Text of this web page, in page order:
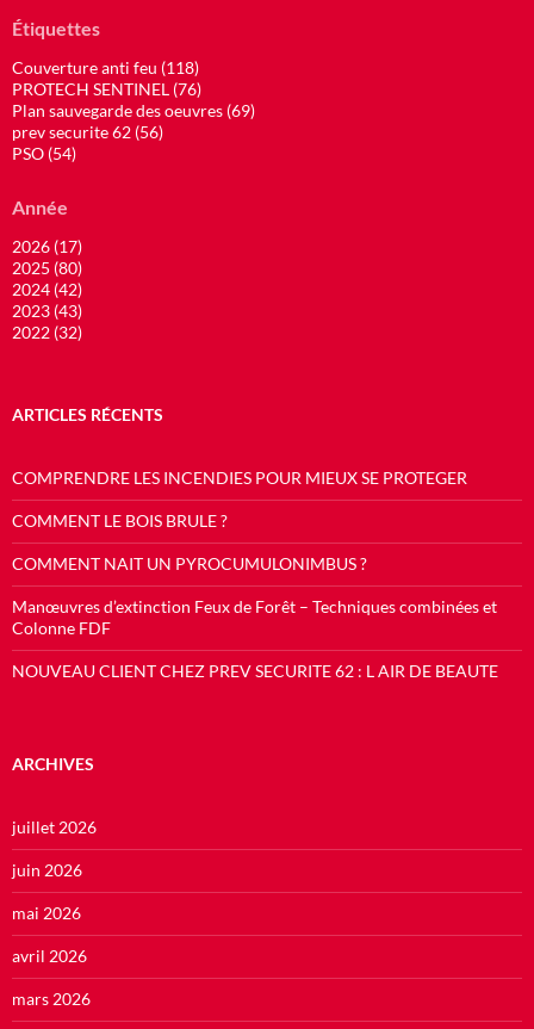
Étiquettes
Couverture anti feu (118)
PROTECH SENTINEL (76)
Plan sauvegarde des oeuvres (69)
prev securite 62 (56)
PSO (54)
Année
2026 (17)
2025 (80)
2024 (42)
2023 (43)
2022 (32)
ARTICLES RÉCENTS
COMPRENDRE LES INCENDIES POUR MIEUX SE PROTEGER
COMMENT LE BOIS BRULE ?
COMMENT NAIT UN PYROCUMULONIMBUS ?
Manœuvres d’extinction Feux de Forêt – Techniques combinées et
Colonne FDF
NOUVEAU CLIENT CHEZ PREV SECURITE 62 : L AIR DE BEAUTE
ARCHIVES
juillet 2026
juin 2026
mai 2026
avril 2026
mars 2026